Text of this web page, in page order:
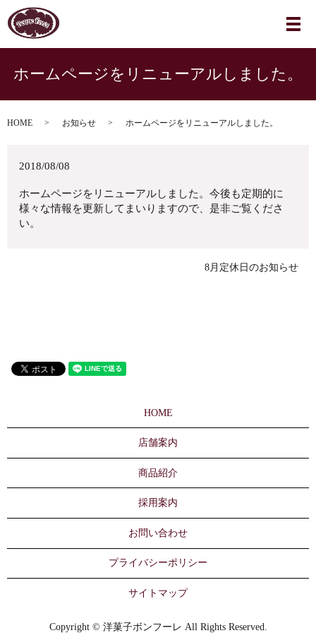
メ
ホームページをリニューアルしました。
HOME お知らせ ホームページをリニューアルしました。
2018/08/08
ホームページをリニューアルしました。今後も定期的に
様々な情報を更新してまいりますので、是非ご覧くださ
い。
8月定休日のお知らせ
HOME
店舗案内
商品紹介
採用案内
お問い合わせ
プライバシーポリシー
サイトマップ
Copyright © 洋菓子ボンフーレ All Rights Reserved.